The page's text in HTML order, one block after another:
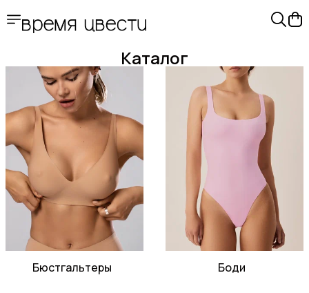
Каталог
Бюстгальтеры Боди